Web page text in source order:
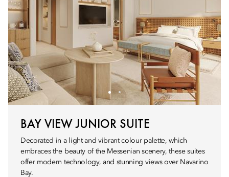
BAY VIEW JUNIOR SUITE
Decorated in a light and vibrant colour palette, which
embraces the beauty of the Messenian scenery, these suites
offer modern technology, and stunning views over Navarino
Bay.